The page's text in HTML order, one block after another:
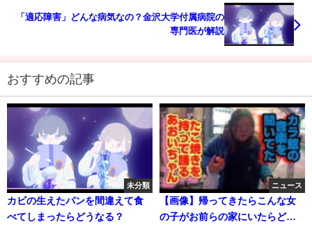
「適応障害」どんな病気なの？金沢大学付属病院の
専門医が解説
おすすめの記事
未分類
カビの生えたパンを間違えて食
べてしまったらどうなる？
ニュース
【画像】帰ってきたらこんな女
の子がお前らの家にいたらどう